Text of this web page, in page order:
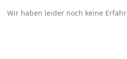
Wir haben leider noch keine